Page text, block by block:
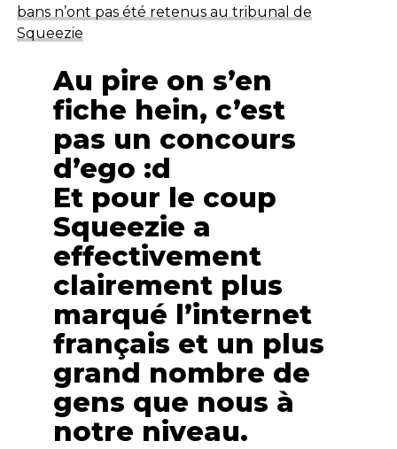
bans n’ont pas été retenus au tribunal de
Squeezie
Au pire on s’en
fiche hein, c’est
pas un concours
d’ego :d
Et pour le coup
Squeezie a
effectivement
clairement plus
marqué l’internet
français et un plus
grand nombre de
gens que nous à
notre niveau.